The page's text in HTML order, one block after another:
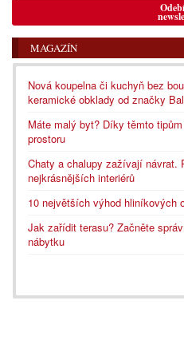
MAGAZÍN
Nová koupelna či kuchyň bez
keramické obklady od značky
Máte malý byt? Díky těmto
prostoru
Chaty a chalupy zažívají návrat.
nejkrásnějších interiérů
10 největších výhod hliníkových
Jak zařídit terasu? Začněte
nábytku